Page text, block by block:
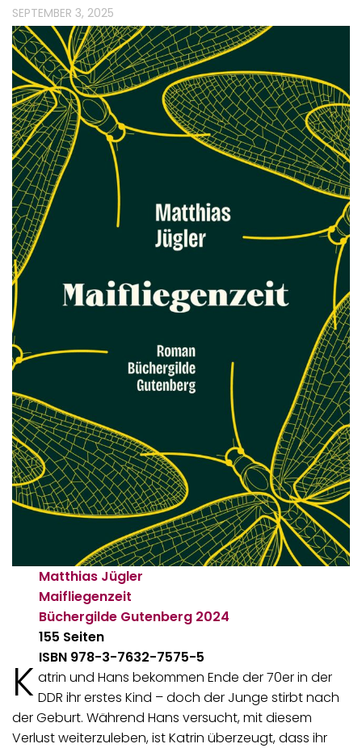
SEPTEMBER 3, 2025
Matthias Jügler
Maifliegenzeit
Büchergilde Gutenberg 2024
155 Seiten
ISBN 978-3-7632-7575-5
K atrin und Hans bekommen Ende der 70er in der
DDR ihr erstes Kind – doch der Junge stirbt nach
der Geburt. Während Hans versucht, mit diesem
Verlust weiterzuleben, ist Katrin überzeugt, dass ihr